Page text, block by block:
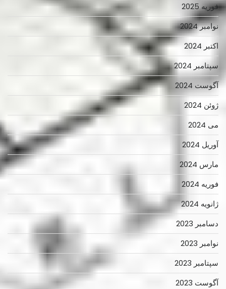
فوریه 2025
نوامبر 2024
اکتبر 2024
سپتامبر 2024
آگوست 2024
ژوئن 2024
می 2024
آوریل 2024
مارس 2024
فوریه 2024
ژانویه 2024
دسامبر 2023
نوامبر 2023
سپتامبر 2023
آگوست 2023